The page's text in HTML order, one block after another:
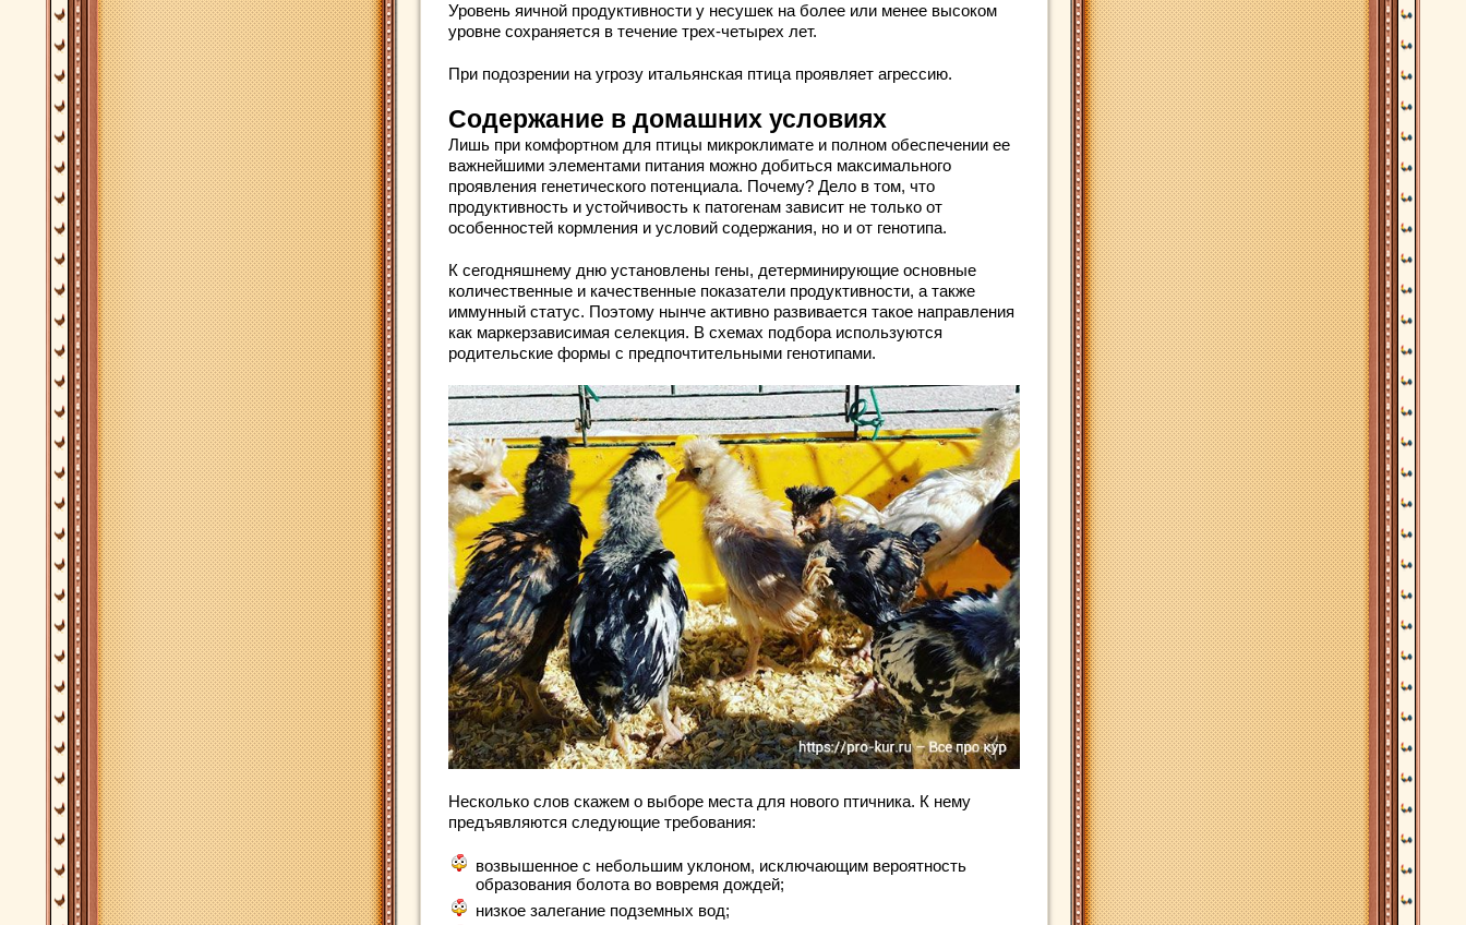
Уровень яичной продуктивности у несушек на более или менее высоком
уровне сохраняется в течение трех-четырех лет.
При подозрении на угрозу итальянская птица проявляет агрессию.
Содержание в домашних условиях
Лишь при комфортном для птицы микроклимате и полном обеспечении ее
важнейшими элементами питания можно добиться максимального
проявления генетического потенциала. Почему? Дело в том, что
продуктивность и устойчивость к патогенам зависит не только от
особенностей кормления и условий содержания, но и от генотипа.
К сегодняшнему дню установлены гены, детерминирующие основные
количественные и качественные показатели продуктивности, а также
иммунный статус. Поэтому нынче активно развивается такое направления
как маркерзависимая селекция. В схемах подбора используются
родительские формы с предпочтительными генотипами.
Несколько слов скажем о выборе места для нового птичника. К нему
предъявляются следующие требования:
возвышенное с небольшим уклоном, исключающим вероятность
образования болота во вовремя дождей;
низкое залегание подземных вод;